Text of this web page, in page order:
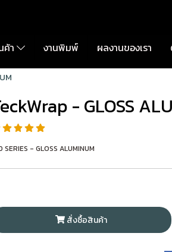
ค้า งานพิมพ์ ผลงานของเรา
- GLOSS
SERIES - GLOSS ALUMINUM
สั่งซื้อสินค้า